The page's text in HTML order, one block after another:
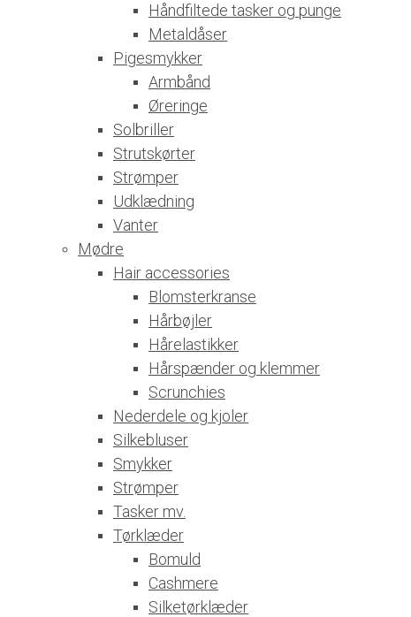
Håndfiltede tasker og punge
Metaldåser
Pigesmykker
Armbånd
Øreringe
Solbriller
Strutskørter
Strømper
Udklædning
Vanter
Mødre
Hair accessories
Blomsterkranse
Hårbøjler
Hårelastikker
Hårspænder og klemmer
Scrunchies
Nederdele og kjoler
Silkebluser
Smykker
Strømper
Tasker mv.
Tørklæder
Bomuld
Cashmere
Silketørklæder